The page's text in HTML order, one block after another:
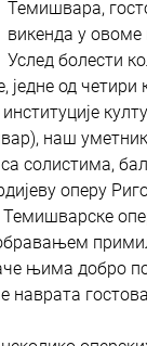
Темишвара,
викенда у овоме
Услед болести
једне од четири
наш уметник
са солистима,
оперу
њима добро
наврата